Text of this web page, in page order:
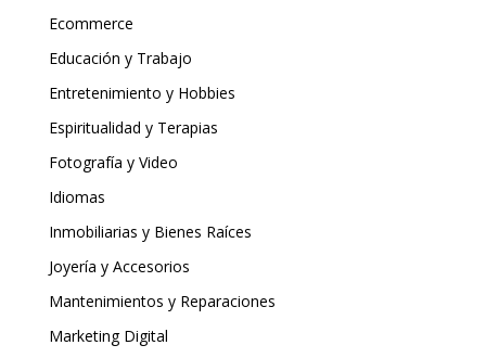
Ecommerce
Educación y Trabajo
Entretenimiento y Hobbies
Espiritualidad y Terapias
Fotografía y Video
Idiomas
Inmobiliarias y Bienes Raíces
Joyería y Accesorios
Mantenimientos y Reparaciones
Marketing Digital